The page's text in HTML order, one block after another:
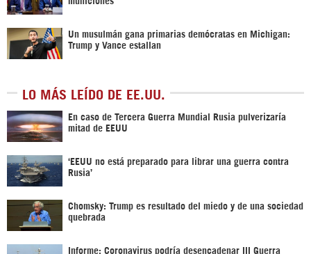
Un musulmán gana primarias demócratas en Michigan:
Trump y Vance estallan
LO MÁS LEÍDO DE EE.UU.
En caso de Tercera Guerra Mundial Rusia pulverizaría
mitad de EEUU
‘EEUU no está preparado para librar una guerra contra
Rusia’
Chomsky: Trump es resultado del miedo y de una sociedad
quebrada
Informe: Coronavirus podría desencadenar III Guerra